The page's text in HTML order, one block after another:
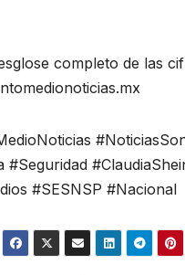
completo de las
#Seguridad
#SESNSP #Nacional